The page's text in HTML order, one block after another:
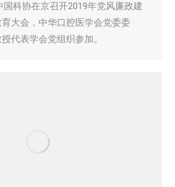
国科协在京召开2019年党风廉政建
大会，中华口腔医学会党委委
代表学会党组织参加。